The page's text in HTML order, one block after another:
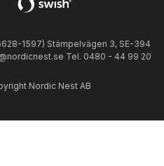
1597) Stämpelvägen 3, SE-394
Tel. 0480 - 44 99 20
Nordic Nest AB